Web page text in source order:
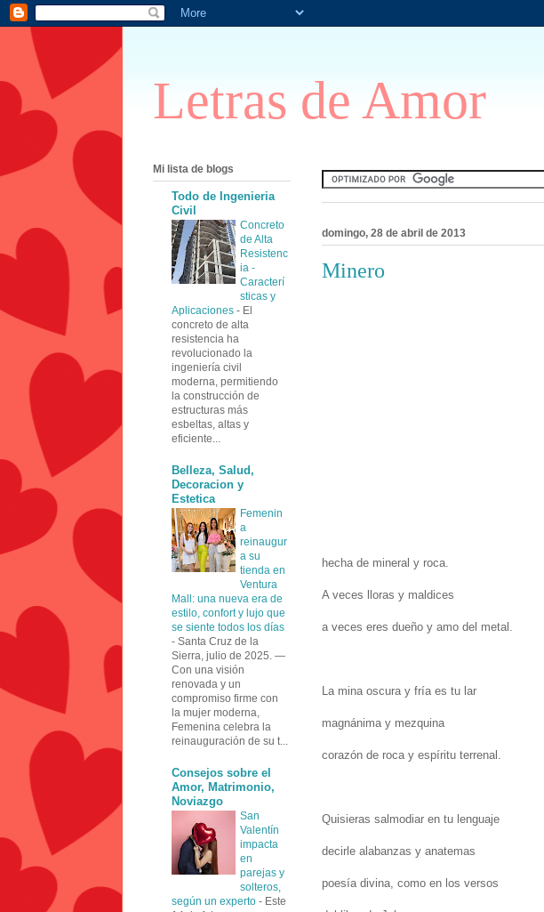
Letras de Amor
domingo, 28 de abril de 2013
Minero
hecha de mineral y roca.
A veces lloras y maldices
a veces eres dueño y amo del metal.
La mina oscura y fría es tu lar
magnánima y mezquina
corazón de roca y espíritu terrenal.
Quisieras salmodiar en tu lenguaje
decirle alabanzas y anatemas
poesía divina, como en los versos
Mi lista de blogs
Todo de Ingenieria
Civil
Concreto
de Alta
Resistenc
ia -
Caracterí
sticas y
Aplicaciones - El
concreto de alta
resistencia ha
revolucionado la
ingeniería civil
moderna, permitiendo
la construcción de
estructuras más
esbeltas, altas y
eficiente...
Belleza, Salud,
Decoracion y
Estetica
Femenin
a
reinaugur
a su
tienda en
Ventura
Mall: una nueva era de
estilo, confort y lujo que
se siente todos los días
- Santa Cruz de la
Sierra, julio de 2025. —
Con una visión
renovada y un
compromiso firme con
la mujer moderna,
Femenina celebra la
reinauguración de su t...
Consejos sobre el
Amor, Matrimonio,
Noviazgo
San
Valentín
impacta
en
parejas y
solteros,
según un experto - Este